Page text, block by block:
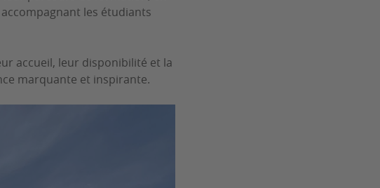
les étudiants
accueil, leur disponibilité et la
marquante et inspirante.